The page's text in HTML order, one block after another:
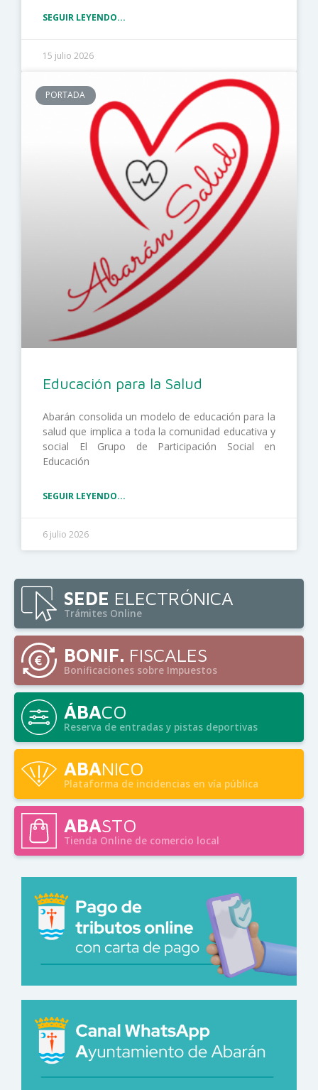
SEGUIR LEYENDO...
15 julio 2026
PORTADA
Educación para la Salud
Abarán consolida un modelo de educación para la
salud que implica a toda la comunidad educativa y
social El Grupo de Participación Social en
Educación
SEGUIR LEYENDO...
6 julio 2026
SEDE ELECTRÓNICA
Trámites Online
BONIF. FISCALES
Bonificaciones sobre Impuestos
ÁBACO
Reserva de entradas y pistas deportivas
ABANICO
Plataforma de incidencias en vía pública
ABASTO
Tienda Online de comercio local